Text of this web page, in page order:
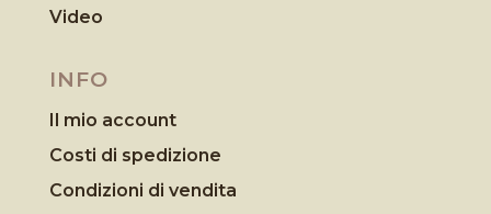
Video
INFO
Il mio account
Costi di spedizione
Condizioni di vendita